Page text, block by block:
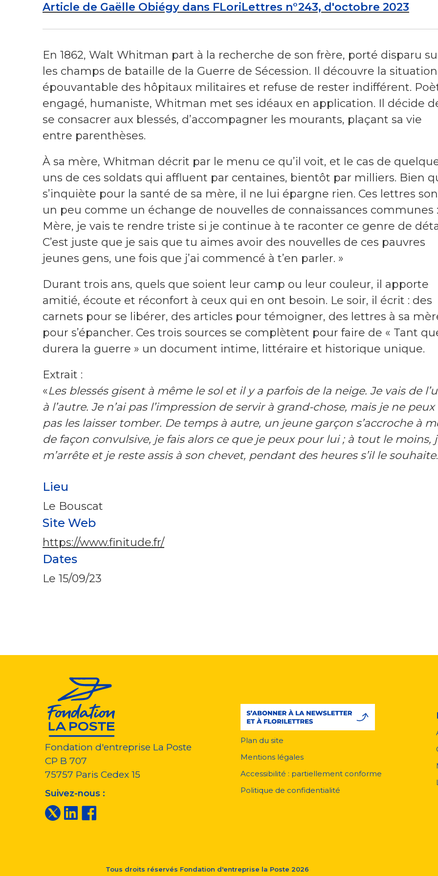
Article de Gaëlle Obiégy dans FLoriLettres n°243, d'octobre 2023
En 1862, Walt Whitman part à la recherche de son frère, porté disparu
les champs de bataille de la Guerre de Sécession. Il découvre la situation
épouvantable des hôpitaux militaires et refuse de rester indifférent.
engagé, humaniste, Whitman met ses idéaux en application. Il décide
se consacrer aux blessés, d’accompagner les mourants, plaçant sa vie
entre parenthèses.
À sa mère, Whitman décrit par le menu ce qu’il voit, et le cas de
uns de ces soldats qui affluent par centaines, bientôt par milliers. Bien
s’inquiète pour la santé de sa mère, il ne lui épargne rien. Ces lettres
un peu comme un échange de nouvelles de connaissances communes
Mère, je vais te rendre triste si je continue à te raconter ce genre de
C’est juste que je sais que tu aimes avoir des nouvelles de ces pauvres
jeunes gens, une fois que j’ai commencé à t’en parler. »
Durant trois ans, quels que soient leur camp ou leur couleur, il apporte
amitié, écoute et réconfort à ceux qui en ont besoin. Le soir, il écrit : des
carnets pour se libérer, des articles pour témoigner, des lettres à sa
pour s’épancher. Ces trois sources se complètent pour faire de « Tant
durera la guerre » un document intime, littéraire et historique unique.
Extrait :
«Les blessés gisent à même le sol et il y a parfois de la neige. Je vais de
à l’autre. Je n’ai pas l’impression de servir à grand-chose, mais je ne peux
pas les laisser tomber. De temps à autre, un jeune garçon s’accroche à
de façon convulsive, je fais alors ce que je peux pour lui ; à tout le moins,
m’arrête et je reste assis à son chevet, pendant des heures s’il le souhaite
Lieu
Le Bouscat
Site Web
https://www.finitude.fr/
Dates
Le 15/09/23
Fondation d'entreprise La Poste
CP B 707
75757 Paris Cedex 15
Suivez-nous :
pied
page
Plan du site
Mentions légales
Accessibilité : partiellement conforme
Politique de confidentialité
Tous droits réservés Fondation d'entreprise la Poste 2026